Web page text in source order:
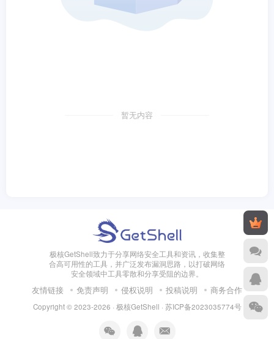
暂无内容
极核GetShell致力于分享网络安全工具和资讯，收集整
合高可用性的工具，并广泛发布漏洞思路，以打破网络
安全领域中工具零散和分享受阻的边界。
友情链接 免责声明 侵权说明 投稿说明 商务合作
Copyright © 2023-2026 · 极核GetShell · 苏ICP备2023035774号